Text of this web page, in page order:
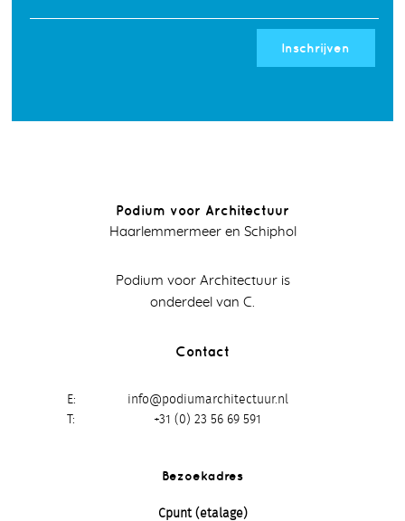
Inschrijven
Podium voor Architectuur
Haarlemmermeer en Schiphol
Podium voor Architectuur is
onderdeel van C.
Contact
E
info@podiumarchitectuur.nl
T
+31 (0) 23 56 69 591
Bezoekadres
Cpunt (etalage)